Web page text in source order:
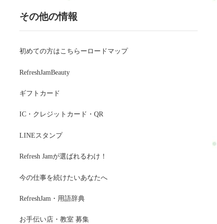
その他の情報
初めての方はこちらーロードマップ
RefreshJamBeauty
ギフトカード
IC・クレジットカード・QR
LINEスタンプ
Refresh Jamが選ばれるわけ！
今の仕事を続けたいあなたへ
RefreshJam・用語辞典
お手伝い店・教室 募集